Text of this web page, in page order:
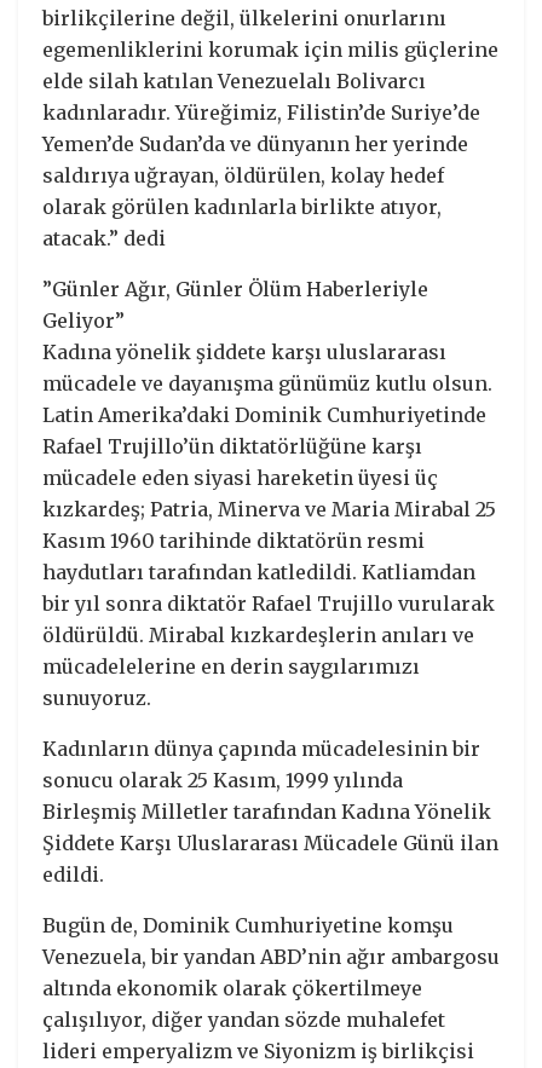
birlikçilerine değil, ülkelerini onurlarını
egemenliklerini korumak için milis güçlerine
elde silah katılan Venezuelalı Bolivarcı
kadınlaradır. Yüreğimiz, Filistin’de Suriye’de
Yemen’de Sudan’da ve dünyanın her yerinde
saldırıya uğrayan, öldürülen, kolay hedef
olarak görülen kadınlarla birlikte atıyor,
atacak.” dedi
”Günler Ağır, Günler Ölüm Haberleriyle
Geliyor”
Kadına yönelik şiddete karşı uluslararası
mücadele ve dayanışma günümüz kutlu olsun.
Latin Amerika’daki Dominik Cumhuriyetinde
Rafael Trujillo’ün diktatörlüğüne karşı
mücadele eden siyasi hareketin üyesi üç
kızkardeş; Patria, Minerva ve Maria Mirabal 25
Kasım 1960 tarihinde diktatörün resmi
haydutları tarafından katledildi. Katliamdan
bir yıl sonra diktatör Rafael Trujillo vurularak
öldürüldü. Mirabal kızkardeşlerin anıları ve
mücadelelerine en derin saygılarımızı
sunuyoruz.
Kadınların dünya çapında mücadelesinin bir
sonucu olarak 25 Kasım, 1999 yılında
Birleşmiş Milletler tarafından Kadına Yönelik
Şiddete Karşı Uluslararası Mücadele Günü ilan
edildi.
Bugün de, Dominik Cumhuriyetine komşu
Venezuela, bir yandan ABD’nin ağır ambargosu
altında ekonomik olarak çökertilmeye
çalışılıyor, diğer yandan sözde muhalefet
lideri emperyalizm ve Siyonizm iş birlikçisi